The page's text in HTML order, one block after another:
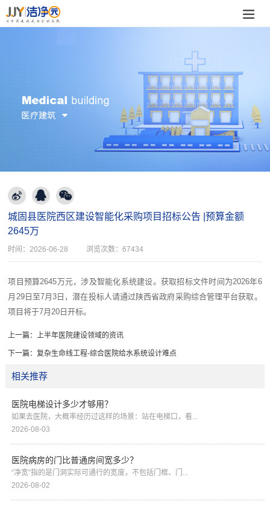
城固县医院西区建设智能化采购项目招标公告 |预算金额
2645万
时间： 2026-06-28 浏览次数：67434
项目预算2645万元，涉及智能化系统建设。获取招标文件时间为2026年6
月29日至7月3日，潜在投标人请通过陕西省政府采购综合管理平台获取。
项目将于7月20日开标。
上一篇： 上半年医院建设领域的资讯
下一篇：复杂生命线工程-综合医院给水系统设计难点
相关推荐
医院电梯设计多少才够用？
如果去医院，大概率经历过这样的场景：站在电梯口，看...
2026-08-03
医院病房的门比普通房间宽多少？
“净宽”指的是门洞实际可通行的宽度，不包括门框、门...
2026-08-02